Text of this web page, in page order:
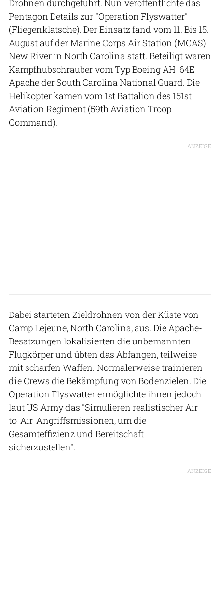
Drohnen durchgeführt. Nun veröffentlichte das
Pentagon Details zur "Operation Flyswatter"
(Fliegenklatsche). Der Einsatz fand vom 11. Bis 15.
August auf der Marine Corps Air Station (MCAS)
New River in North Carolina statt. Beteiligt waren
Kampfhubschrauber vom Typ Boeing AH-64E
Apache der South Carolina National Guard. Die
Helikopter kamen vom 1st Battalion des 151st
Aviation Regiment (59th Aviation Troop
Command).
ANZEIGE
Dabei starteten Zieldrohnen von der Küste von
Camp Lejeune, North Carolina, aus. Die Apache-
Besatzungen lokalisierten die unbemannten
Flugkörper und übten das Abfangen, teilweise
mit scharfen Waffen. Normalerweise trainieren
die Crews die Bekämpfung von Bodenzielen. Die
Operation Flyswatter ermöglichte ihnen jedoch
laut US Army das "Simulieren realistischer Air-
to-Air-Angriffsmissionen, um die
Gesamteffizienz und Bereitschaft
sicherzustellen".
ANZEIGE